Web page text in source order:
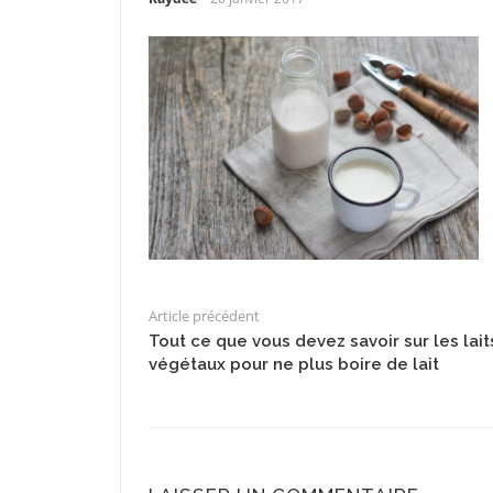
Article précédent
Tout ce que vous devez savoir sur les
végétaux pour ne plus boire de lait